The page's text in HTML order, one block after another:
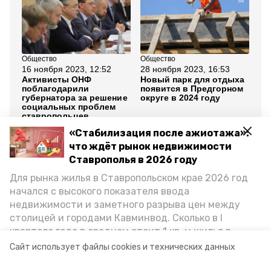
Сайт использует файлы cookies и технических данных
«Стабилизация после ажиотажа»:
что ждёт рынок недвижимости
Ставрополья в 2026 году
Для рынка жилья в Ставропольском крае 2026 год
начался с высокого показателя ввода
недвижимости и заметного разрыва цен между
столицей и городами Кавминвод. Сколько в I
квартале года в среднем стоит 1 кв. м жилья в
городах и округах региона, как изменился спрос на
Общество
16 ноября 2023, 12:52
Активисты ОНФ
поблагодарили
губернатора за решение
социальных проблем
ставропольцев
Общество
28 ноября 2023, 16:53
Новый парк для отдыха
появится в Предгорном
округе в 2024 году
Все новости
предгорный округ школы
капитальный ремонт